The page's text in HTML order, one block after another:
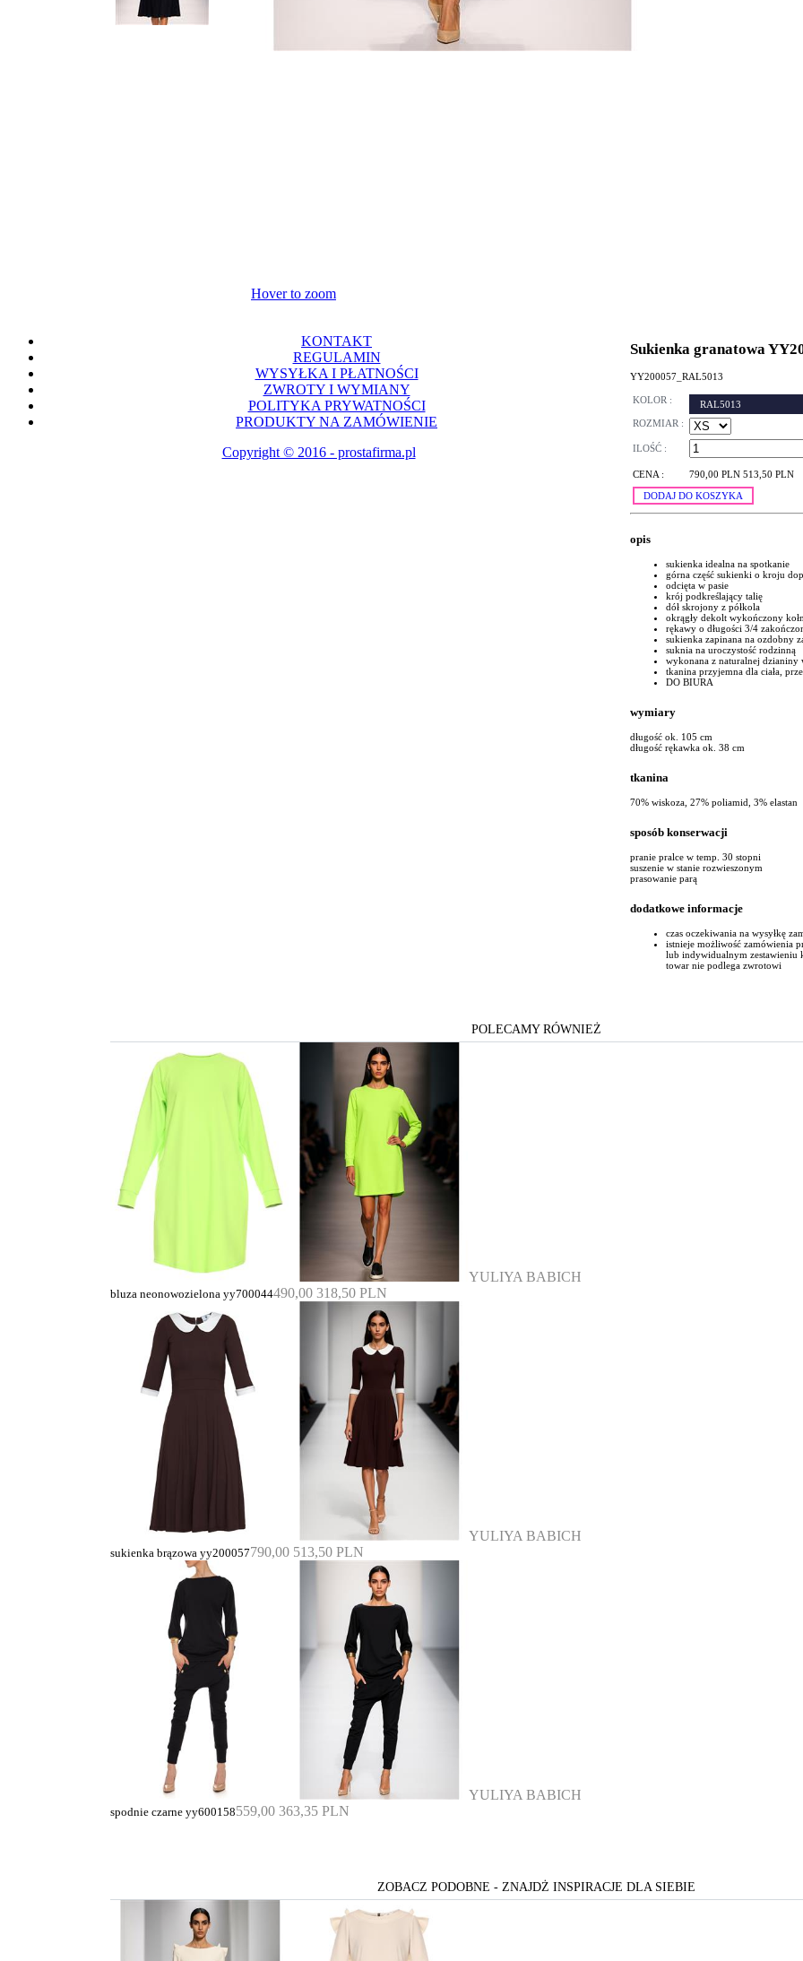
Hover to zoom
Sukienka granatowa
YY200057_RAL5013
KOLOR : RAL5013
ROZMIAR :
ILOŚĆ :
CENA : 790,00 PLN 513,50 PLN
DODAJ DO KOSZYKA
opis
sukienka idealna na spotkanie
górna część sukienki o kroju
odcięta w pasie
krój podkreślający talię
dół skrojony z półkola
okrągły dekolt wykończony
rękawy o długości 3/4
sukienka zapinana na ozdobny
suknia na uroczystość rodzinną
wykonana z naturalnej dzianiny
tkanina przyjemna dla ciała,
DO BIURA
wymiary
długość ok. 105 cm
długość rękawka ok. 38 cm
tkanina
70% wiskoza, 27% poliamid, 3% elastan
sposób konserwacji
pranie pralce w temp. 30 stopni
suszenie w stanie rozwieszonym
prasowanie parą
dodatkowe informacje
czas oczekiwania na wysyłkę
istnieje możliwość zamówienia
lub indywidualnym zestawieniu
towar nie podlega zwrotowi
POLECAMY RÓWNIEŻ
YULIYA BABICH
bluza neonowozielona yy700044490,00 318,50 PLN
YULIYA BABICH
sukienka brązowa yy200057790,00 513,50 PLN
YULIYA BABICH
spodnie czarne yy600158559,00 363,35 PLN
ZOBACZ PODOBNE - ZNAJDŻ INSPIRACJE DLA SIEBIE
KONTAKT
REGULAMIN
WYSYŁKA I PŁATNOŚCI
ZWROTY I WYMIANY
POLITYKA PRYWATNOŚCI
PRODUKTY NA ZAMÓWIENIE
Copyright © 2016 - prostafirma.pl